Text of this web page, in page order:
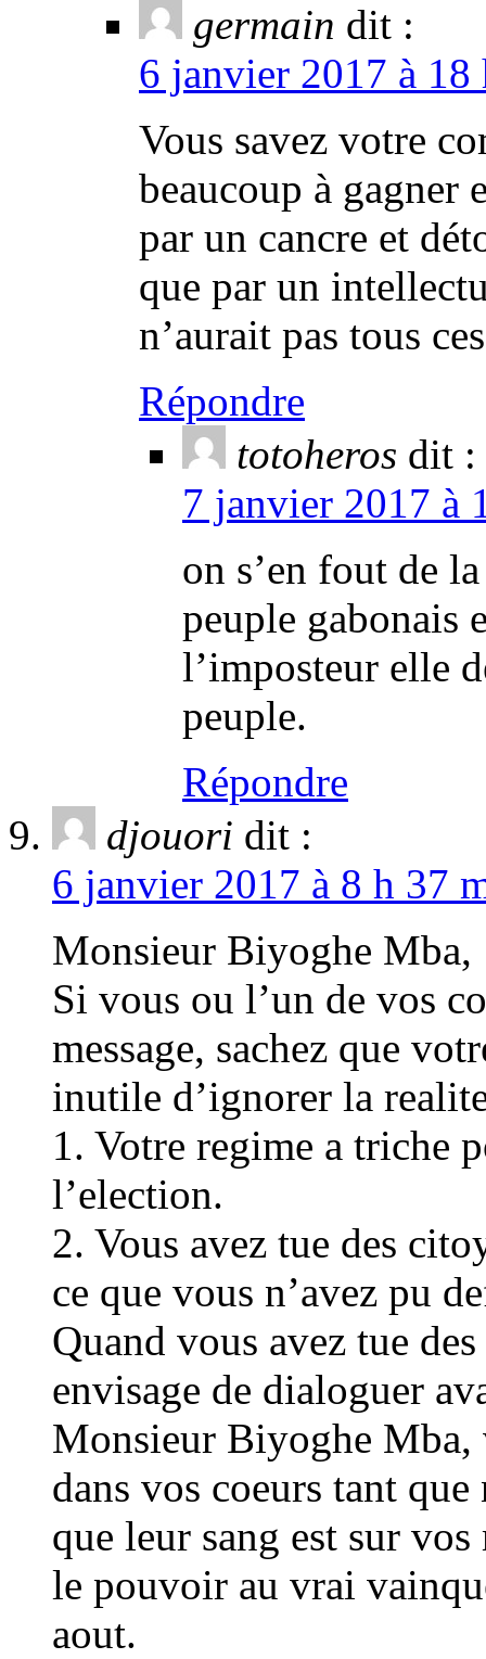
germain dit :
6 janvier 2017 à
Vous savez votre
beaucoup à
par un cancre et
que par un
n’aurait pas tous
Répondre
totoheros dit :
7 janvier 2017 à
on s’en fout de
peuple gabonais
l’imposteur elle
peuple.
Répondre
djouori dit :
6 janvier 2017 à 8 h 37
Monsieur Biyoghe Mba,
Si vous ou l’un de vos
message, sachez que
inutile d’ignorer la
1. Votre regime a triche
l’election.
2. Vous avez tue des
ce que vous n’avez pu
Quand vous avez tue
envisage de dialoguer
Monsieur Biyoghe Mba,
dans vos coeurs tant
que leur sang est sur
le pouvoir au vrai
aout.